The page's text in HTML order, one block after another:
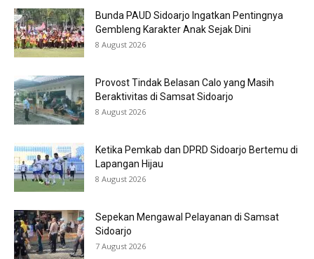
Bunda PAUD Sidoarjo Ingatkan Pentingnya
Gembleng Karakter Anak Sejak Dini
8 August 2026
Provost Tindak Belasan Calo yang Masih
Beraktivitas di Samsat Sidoarjo
8 August 2026
Ketika Pemkab dan DPRD Sidoarjo Bertemu di
Lapangan Hijau
8 August 2026
Sepekan Mengawal Pelayanan di Samsat
Sidoarjo
7 August 2026